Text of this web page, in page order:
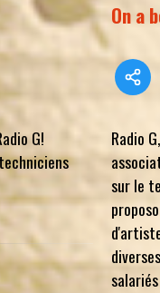
G!
On a
Radio
sur le